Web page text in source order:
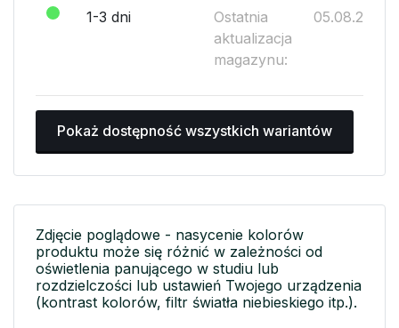
1-3 dni
Ostatnia
aktualizacja
magazynu:
05.08.2026
Pokaż dostępność wszystkich wariantów
Zdjęcie poglądowe - nasycenie kolorów
produktu może się różnić w zależności od
oświetlenia panującego w studiu lub
rozdzielczości lub ustawień Twojego urządzenia
(kontrast kolorów, filtr światła niebieskiego itp.).